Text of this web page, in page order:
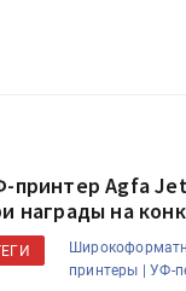
принтер Agfa
награды на
принтеры | УФ-